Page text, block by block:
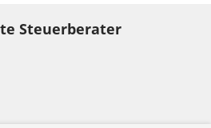
Steuerberater